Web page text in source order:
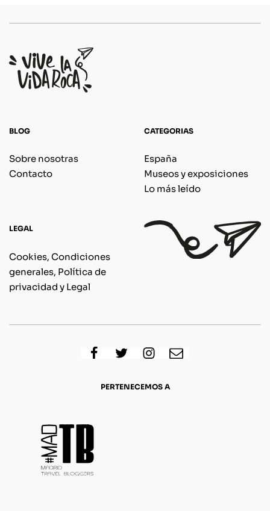
BLOG
Sobre nosotras
Contacto
CATEGORIAS
España
Museos y exposiciones
Lo más leído
LEGAL
Cookies, Condiciones
generales, Política de
privacidad y Legal
PERTENECEMOS A